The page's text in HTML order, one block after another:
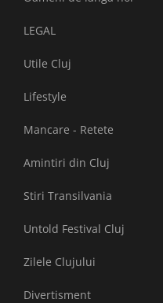
LEGAL
Utile Cluj
Lifestyle
Mancare - Retete
Amintiri din Cluj
Stiri Transilvania
Untold Festival Cluj
Zilele Clujului
Divertisment